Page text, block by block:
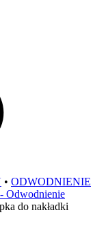
• ODWODNIENIE
Odwodnienie
do nakładki